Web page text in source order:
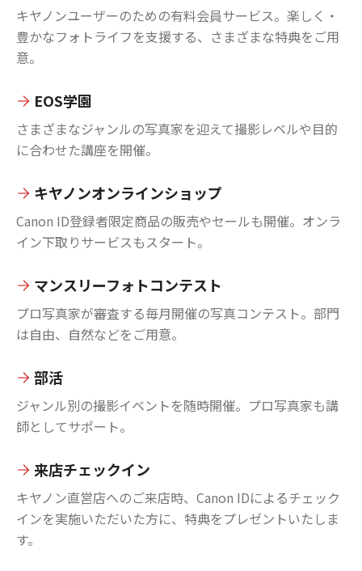
キヤノンユーザーのための有料会員サービス。楽しく・
豊かなフォトライフを支援する、さまざまな特典をご用
意。
EOS学園
さまざまなジャンルの写真家を迎えて撮影レベルや目的
に合わせた講座を開催。
キヤノンオンラインショップ
Canon ID登録者限定商品の販売やセールも開催。オンラ
イン下取りサービスもスタート。
マンスリーフォトコンテスト
プロ写真家が審査する毎月開催の写真コンテスト。部門
は自由、自然などをご用意。
部活
ジャンル別の撮影イベントを随時開催。プロ写真家も講
師としてサポート。
来店チェックイン
キヤノン直営店へのご来店時、Canon IDによるチェック
インを実施いただいた方に、特典をプレゼントいたしま
す。